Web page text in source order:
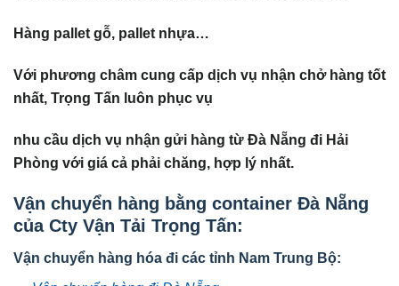
Hàng pallet gỗ, pallet nhựa…
Với phương châm cung cấp dịch vụ nhận chở hàng tốt
nhất, Trọng Tấn luôn phục vụ
nhu cầu dịch vụ nhận gửi hàng từ Đà Nẵng đi Hải
Phòng với giá cả phải chăng, hợp lý nhất.
Vận chuyển hàng bằng container Đà Nẵng
của Cty Vận Tải Trọng Tấn:
Vận chuyển hàng hóa đi các tỉnh Nam Trung Bộ: